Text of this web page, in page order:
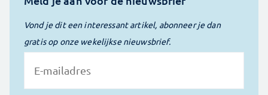
Vond je dit een interessant artikel, abonneer je dan
gratis op onze wekelijkse nieuwsbrief.